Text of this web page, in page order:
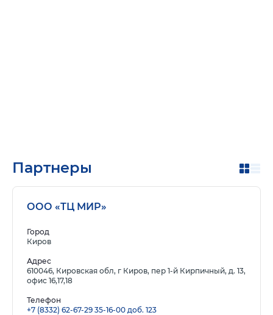
Партнеры
ООО «ТЦ МИР»
Город
Киров
Адрес
610046, Кировская обл, г Киров, пер 1-й Кирпичный, д. 13,
офис 16,17,18
Телефон
+7 (8332) 62-67-29 35-16-00 доб. 123